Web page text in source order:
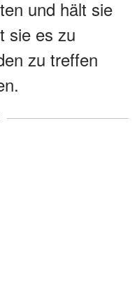
und hält sie
sie es zu
zu treffen